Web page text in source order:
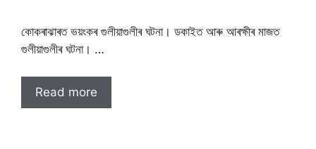
কোকৰাঝাৰত ভয়ংকৰ গুলীয়াগুলীৰ ঘটনা। ডকাইত আৰু আৰক্ষীৰ মাজত
গুলীয়াগুলীৰ ঘটনা। …
Read more